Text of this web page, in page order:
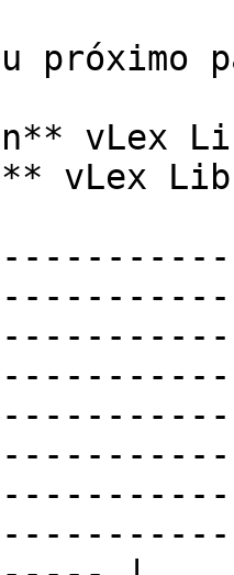
próximo
vLex
vLex